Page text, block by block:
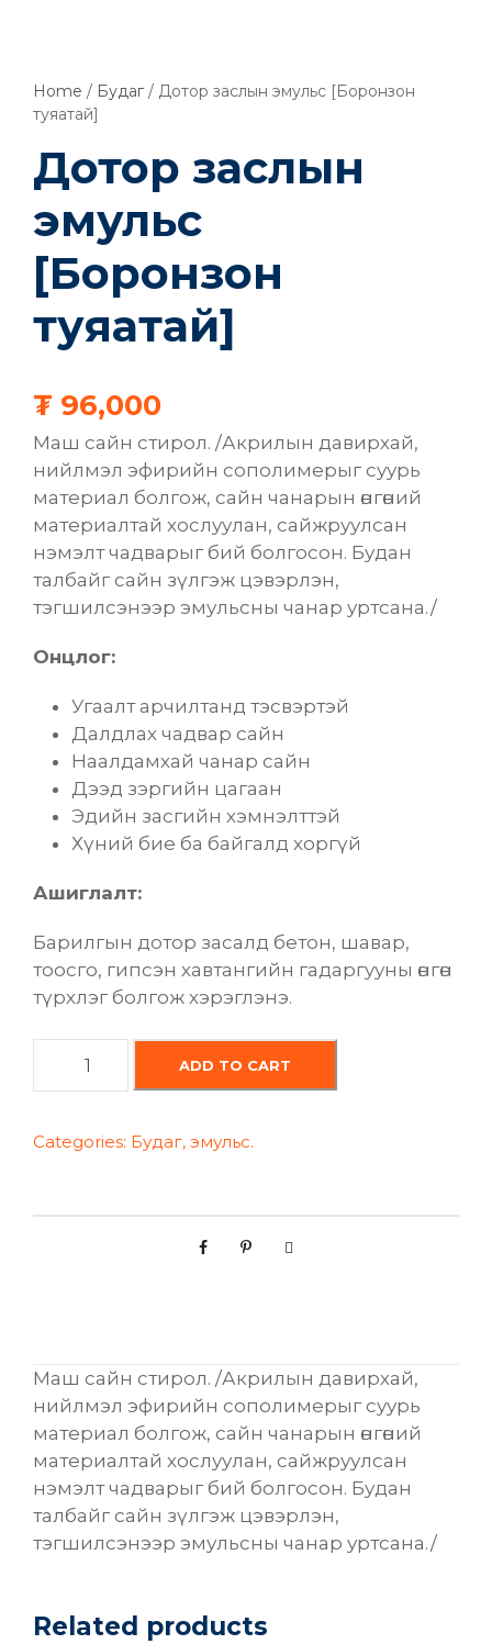
Home / Будаг / Дотор заслын эмульс [Боронзон
туяатай]
Дотор заслын
эмульс
[Боронзон
туяатай]
₮ 96,000
Маш сайн стирол. /Акрилын давирхай,
нийлмэл эфирийн сополимерыг суурь
материал болгож, сайн чанарын өнгөний
материалтай хослуулан, сайжруулсан
нэмэлт чадварыг бий болгосон. Будан
талбайг сайн зүлгэж цэвэрлэн,
тэгшилсэнээр эмульсны чанар уртсана./
Онцлог:
Угаалт арчилтанд тэсвэртэй
Далдлах чадвар сайн
Наалдамхай чанар сайн
Дээд зэргийн цагаан
Эдийн засгийн хэмнэлттэй
Хүний бие ба байгалд хоргүй
Ашиглалт:
Барилгын дотор засалд бетон, шавар,
тоосго, гипсэн хавтангийн гадаргууны өнгөн
түрхлэг болгож хэрэглэнэ.
о
а
м
у
л
ь
с
[
Б
о
ADD TO CART
Categories: Будаг, эмульс.
Маш сайн стирол. /Акрилын давирхай,
нийлмэл эфирийн сополимерыг суурь
материал болгож, сайн чанарын өнгөний
материалтай хослуулан, сайжруулсан
нэмэлт чадварыг бий болгосон. Будан
талбайг сайн зүлгэж цэвэрлэн,
тэгшилсэнээр эмульсны чанар уртсана./
Related products